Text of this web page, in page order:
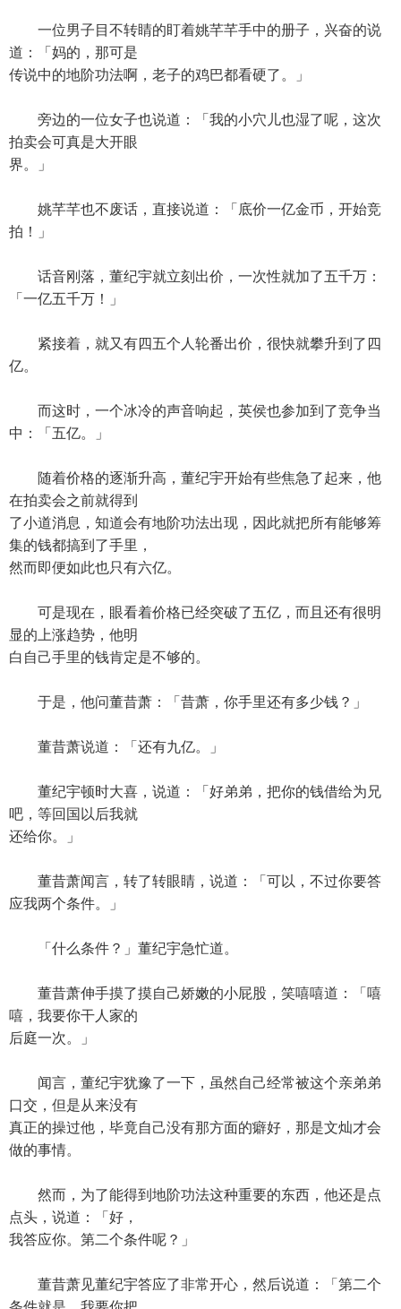
一位男子目不转睛的盯着姚芊芊手中的册子，兴奋的说
道：「妈的，那可是
传说中的地阶功法啊，老子的鸡巴都看硬了。」
旁边的一位女子也说道：「我的小穴儿也湿了呢，这次
拍卖会可真是大开眼
界。」
姚芊芊也不废话，直接说道：「底价一亿金币，开始竞
拍！」
话音刚落，董纪宇就立刻出价，一次性就加了五千万：
「一亿五千万！」
紧接着，就又有四五个人轮番出价，很快就攀升到了四
亿。
而这时，一个冰冷的声音响起，英侯也参加到了竞争当
中：「五亿。」
随着价格的逐渐升高，董纪宇开始有些焦急了起来，他
在拍卖会之前就得到
了小道消息，知道会有地阶功法出现，因此就把所有能够筹
集的钱都搞到了手里，
然而即便如此也只有六亿。
可是现在，眼看着价格已经突破了五亿，而且还有很明
显的上涨趋势，他明
白自己手里的钱肯定是不够的。
于是，他问董昔萧：「昔萧，你手里还有多少钱？」
董昔萧说道：「还有九亿。」
董纪宇顿时大喜，说道：「好弟弟，把你的钱借给为兄
吧，等回国以后我就
还给你。」
董昔萧闻言，转了转眼睛，说道：「可以，不过你要答
应我两个条件。」
「什么条件？」董纪宇急忙道。
董昔萧伸手摸了摸自己娇嫩的小屁股，笑嘻嘻道：「嘻
嘻，我要你干人家的
后庭一次。」
闻言，董纪宇犹豫了一下，虽然自己经常被这个亲弟弟
口交，但是从来没有
真正的操过他，毕竟自己没有那方面的癖好，那是文灿才会
做的事情。
然而，为了能得到地阶功法这种重要的东西，他还是点
点头，说道：「好，
我答应你。第二个条件呢？」
董昔萧见董纪宇答应了非常开心，然后说道：「第二个